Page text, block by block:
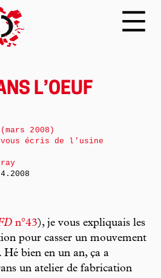
L’OEUF
n°43), je vous expliquais les
pour casser un mouvement
Hé bien en un an, ça a
un atelier de fabrication
2008)
écris de l’usine